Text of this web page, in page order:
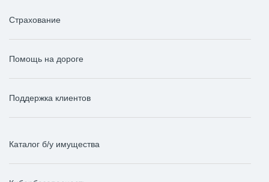
Страхование
Помощь на дороге
Поддержка клиентов
Каталог б/у имущества